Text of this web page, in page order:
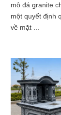
mộ đá granite
một quyết định
về mặt ...